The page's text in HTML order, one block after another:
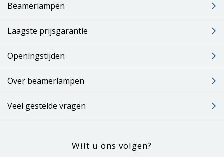
Beamerlampen
Laagste prijsgarantie
Openingstijden
Over beamerlampen
Veel gestelde vragen
Wilt u ons volgen?